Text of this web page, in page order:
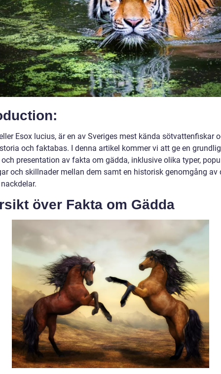
Esox lucius, är en av Sveriges mest kända sötvattenfiskar
och faktabas. I denna artikel kommer vi att ge en grundlig
presentation av fakta om gädda, inklusive olika typer,
och skillnader mellan dem samt en historisk genomgång av
över Fakta om Gädda